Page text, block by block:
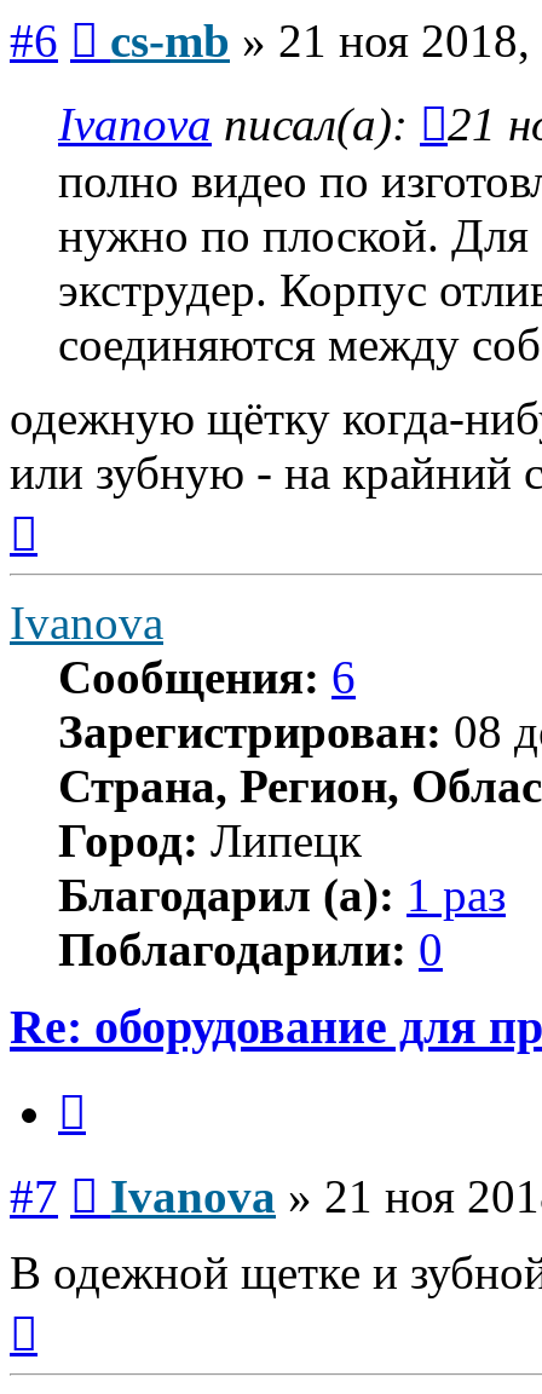
#6 cs-mb » 21 ноя
Ivanova писал(а):
21
полно видео по
нужно по плоской. Для
экструдер. Корпус
соединяются между
одежную щётку когда-
или зубную - на крайний
началу
Ivanova
Сообщения: 6
Зарегистрирован: 08
Страна, Регион,
Город: Липецк
Благодарил (а): 1 раз
Поблагодарили: 0
Re: оборудование для
#7 Ivanova » 21 ноя
В одежной щетке и
началу